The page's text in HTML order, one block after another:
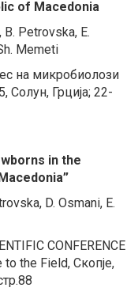
of Macedoniа
B. Petrovska, E.
Memeti
на микробиолози
Солун, Грција; 22-
in the
D. Osmani, E.
CONFERENCE
the Field, Скопје,